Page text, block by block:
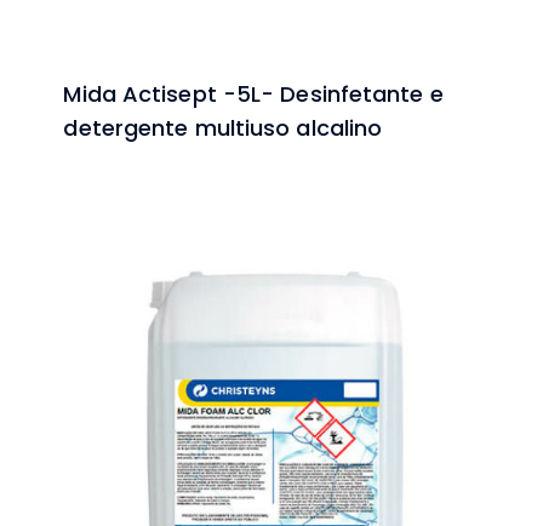
Mida Actisept -5L- Desinfetante e
detergente multiuso alcalino